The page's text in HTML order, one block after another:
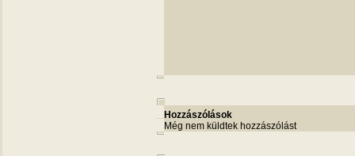
Hozzászólások
Még nem küldtek hozzászólást